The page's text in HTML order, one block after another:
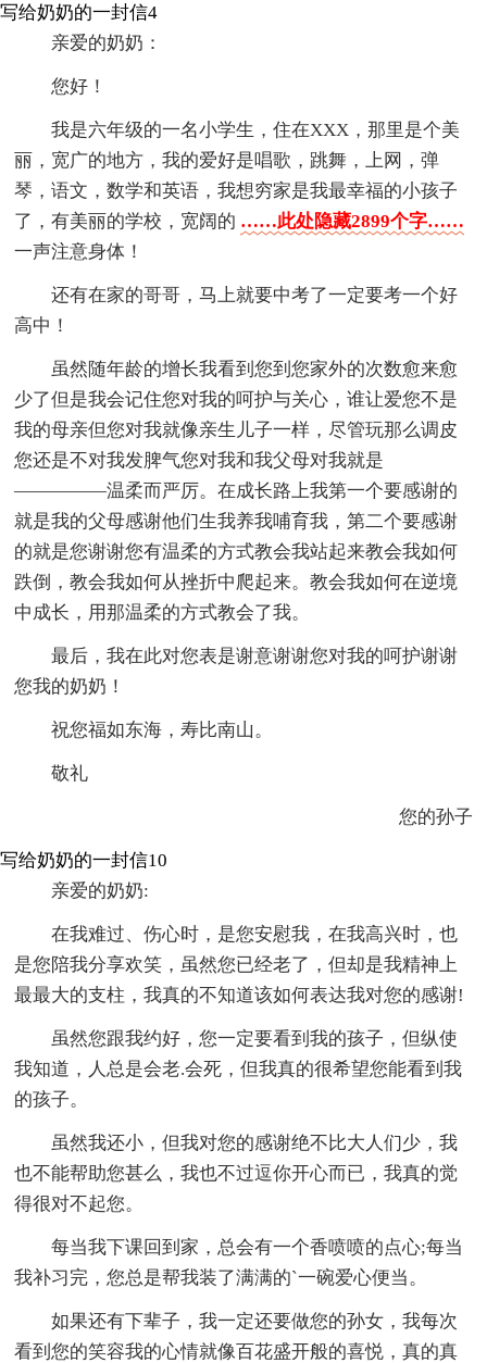
写给奶奶的一封信4
亲爱的奶奶：
您好！
我是六年级的一名小学生，住在XXX，那里是个美
丽，宽广的地方，我的爱好是唱歌，跳舞，上网，弹
琴，语文，数学和英语，我想穷家是我最幸福的小孩子
了，有美丽的学校，宽阔的 ……此处隐藏2899个字……
一声注意身体！
还有在家的哥哥，马上就要中考了一定要考一个好
高中！
虽然随年龄的增长我看到您到您家外的次数愈来愈
少了但是我会记住您对我的呵护与关心，谁让爱您不是
我的母亲但您对我就像亲生儿子一样，尽管玩那么调皮
您还是不对我发脾气您对我和我父母对我就是
—————温柔而严厉。在成长路上我第一个要感谢的
就是我的父母感谢他们生我养我哺育我，第二个要感谢
的就是您谢谢您有温柔的方式教会我站起来教会我如何
跌倒，教会我如何从挫折中爬起来。教会我如何在逆境
中成长，用那温柔的方式教会了我。
最后，我在此对您表是谢意谢谢您对我的呵护谢谢
您我的奶奶！
祝您福如东海，寿比南山。
敬礼
您的孙子
写给奶奶的一封信10
亲爱的奶奶:
在我难过、伤心时，是您安慰我，在我高兴时，也
是您陪我分享欢笑，虽然您已经老了，但却是我精神上
最最大的支柱，我真的不知道该如何表达我对您的感谢!
虽然您跟我约好，您一定要看到我的孩子，但纵使
我知道，人总是会老.会死，但我真的很希望您能看到我
的孩子。
虽然我还小，但我对您的感谢绝不比大人们少，我
也不能帮助您甚么，我也不过逗你开心而已，我真的觉
得很对不起您。
每当我下课回到家，总会有一个香喷喷的点心;每当
我补习完，您总是帮我装了满满的`一碗爱心便当。
如果还有下辈子，我一定还要做您的孙女，我每次
看到您的笑容我的心情就像百花盛开般的喜悦，真的真